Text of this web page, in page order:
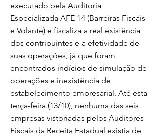
executado pela Auditoria
Especializada AFE 14 (Barreiras Fiscais
e Volante) e fiscaliza a real existência
dos contribuintes e a efetividade de
suas operações, já que foram
encontrados indícios de simulação de
operações e inexistência de
estabelecimento empresarial. Até esta
terça-feira (13/10), nenhuma das seis
empresas vistoriadas pelos Auditores
Fiscais da Receita Estadual existia de